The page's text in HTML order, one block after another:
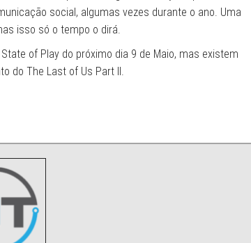
social, algumas vezes durante o ano. Uma
isso só o tempo o dirá.
of Play do próximo dia 9 de Maio, mas existem
do The Last of Us Part II.